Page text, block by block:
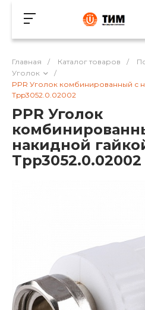
Главная / Каталог товаров /
Уголок
/
PPR Уголок комбинированный с
Tpp3052.0.02002
PPR Уголок
накидной
Tpp3052.0.02002